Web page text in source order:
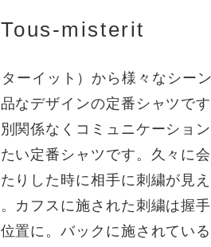
misterit
ーイット）から様々なシー
なデザインの定番シャツで
関係なくコミュニケーショ
い定番シャツです。久々に
りした時に相手に刺繍が見
カフスに施された刺繍は握
置に。バックに施されてい